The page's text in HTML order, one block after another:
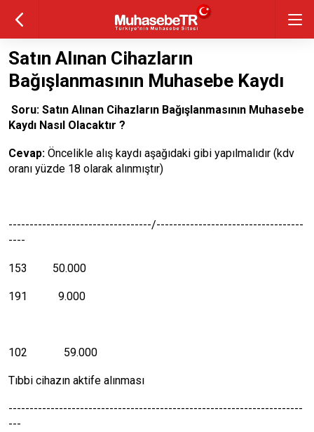
Satın Alınan Cihazların
Bağışlanmasının Muhasebe Kaydı
Soru: Satın Alınan Cihazların Bağışlanmasının Muhasebe
Kaydı Nasıl Olacaktır ?
Cevap: Öncelikle alış kaydı aşağıdaki gibi yapılmalıdır (kdv
oranı yüzde 18 olarak alınmıştır)
----------------------------------/-----------------------------------
----
153 50.000
191 9.000
102 59.000
Tıbbi cihazın aktife alınması
----------------------------------------------------------------------
---